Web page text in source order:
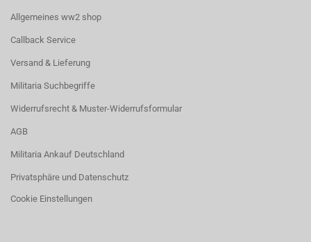
Allgemeines ww2 shop
Callback Service
Versand & Lieferung
Militaria Suchbegriffe
Widerrufsrecht & Muster-Widerrufsformular
AGB
Militaria Ankauf Deutschland
Privatsphäre und Datenschutz
Cookie Einstellungen